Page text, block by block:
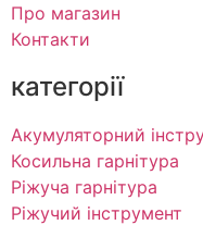
Про магазин
Контакти
категорії
Акумуляторний
Косильна гарнітура
Ріжуча гарнітура
Ріжучий інструмент